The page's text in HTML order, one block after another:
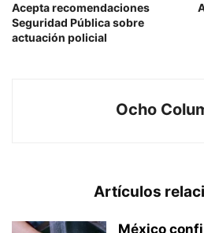
Acepta recomendaciones
Seguridad Pública sobre
actuación policial
Ocho
Artículos
México